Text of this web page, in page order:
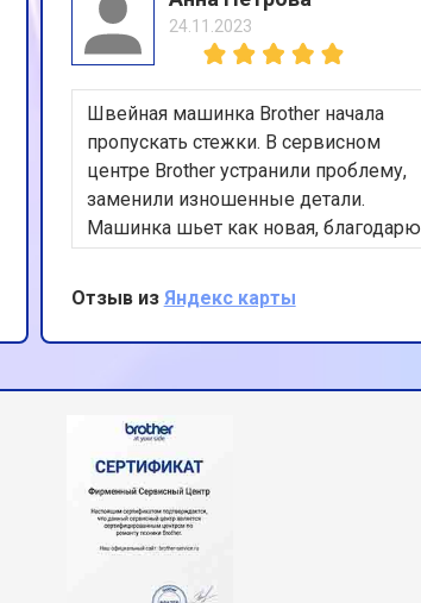
24.11.2023
Швейная машинка Brother начала
пропускать стежки. В сервисном
центре Brother устранили проблему,
заменили изношенные детали.
Машинка шьет как новая, благодарю
приятное обслуживание и
клиенториентированность.
Отзыв из Яндекс карты